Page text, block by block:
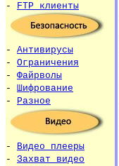
- FTP клиенты
- Антивирусы
- Ограничения
- Файрволы
- Шифрование
- Разное
- Видео плееры
- Захват видео